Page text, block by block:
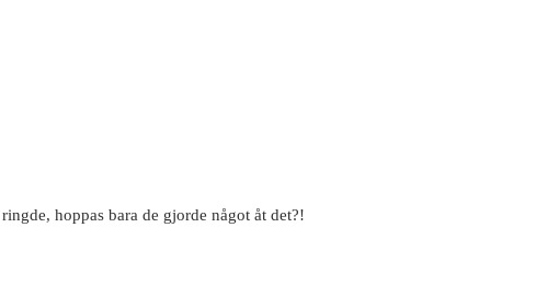
hoppas bara de gjorde något åt det?!